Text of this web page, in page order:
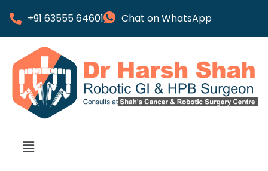
+91 63555 64601 Chat on WhatsApp